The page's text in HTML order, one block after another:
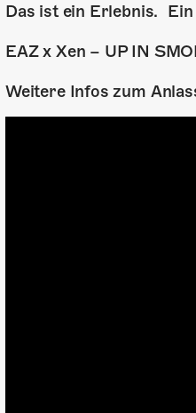
Das ist ein Erlebnis.
EAZ x Xen – UP IN
Weitere Infos zum